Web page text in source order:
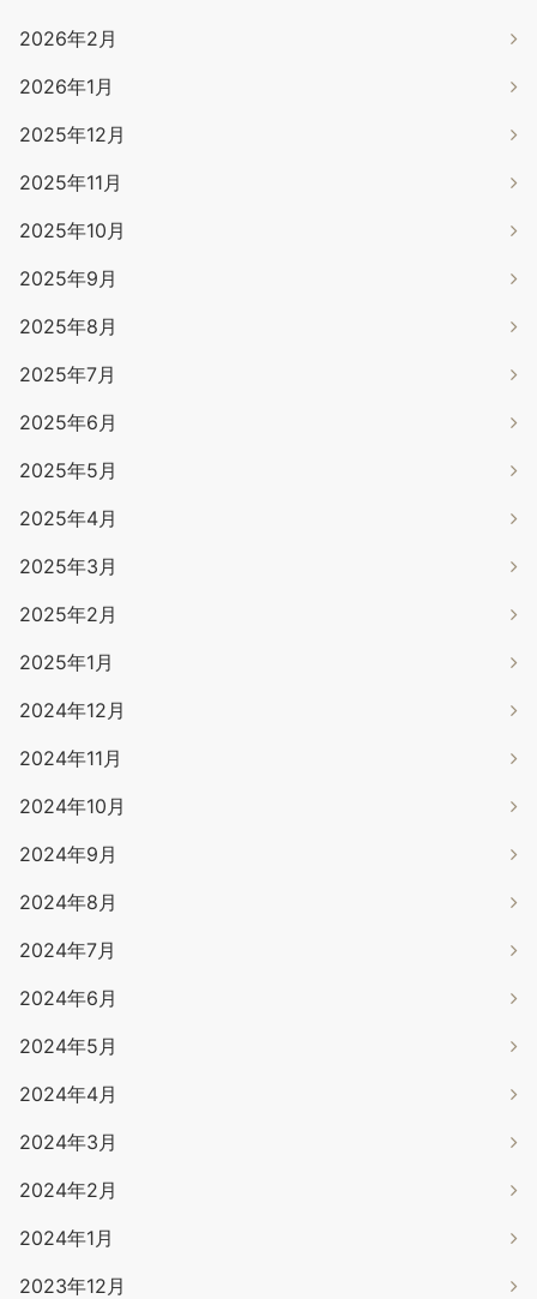
2026年2月
2026年1月
2025年12月
2025年11月
2025年10月
2025年9月
2025年8月
2025年7月
2025年6月
2025年5月
2025年4月
2025年3月
2025年2月
2025年1月
2024年12月
2024年11月
2024年10月
2024年9月
2024年8月
2024年7月
2024年6月
2024年5月
2024年4月
2024年3月
2024年2月
2024年1月
2023年12月